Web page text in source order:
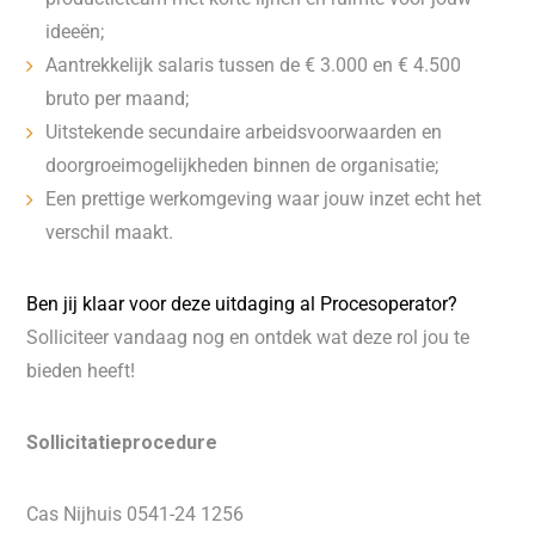
ideeën;
Aantrekkelijk salaris tussen de € 3.000 en € 4.500
bruto per maand;
Uitstekende secundaire arbeidsvoorwaarden en
doorgroeimogelijkheden binnen de organisatie;
Een prettige werkomgeving waar jouw inzet echt het
verschil maakt.
Ben jij klaar voor deze uitdaging al Procesoperator?
Solliciteer vandaag nog en ontdek wat deze rol jou te
bieden heeft!
Sollicitatieprocedure
Cas Nijhuis 0541-24 1256